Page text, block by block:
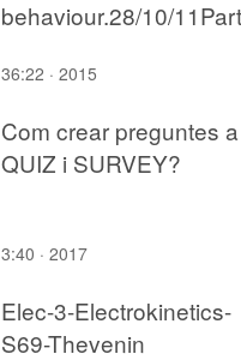
36:22 · 2015
Com crear preguntes a
QUIZ i SURVEY?
3:40 · 2017
Elec-3-Electrokinetics-
S69-Thevenin